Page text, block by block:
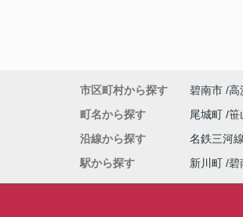
市区町村から探す 碧南市 高
町名から探す
尾城町 笹
沿線から探す
名鉄三河線
駅から探す
新川町 碧